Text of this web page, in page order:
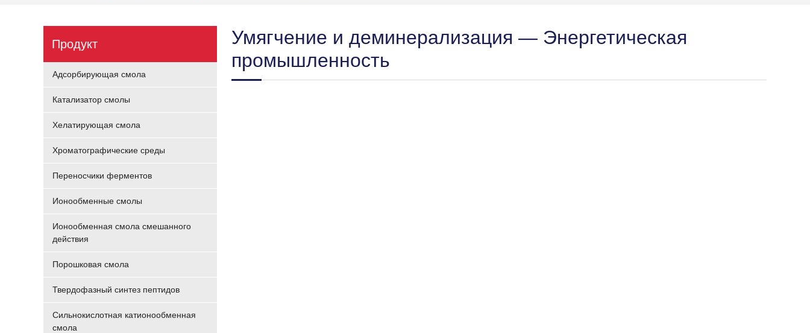
Умягчение и деминерализация — Энергетическая
промышленность
Продукт
Адсорбирующая смола
Катализатор смолы
Хелатирующая смола
Хроматографические среды
Переносчики ферментов
Ионообменные смолы
Ионообменная смола смешанного
действия
Порошковая смола
Твердофазный синтез пептидов
Сильнокислотная катионообменная
смола